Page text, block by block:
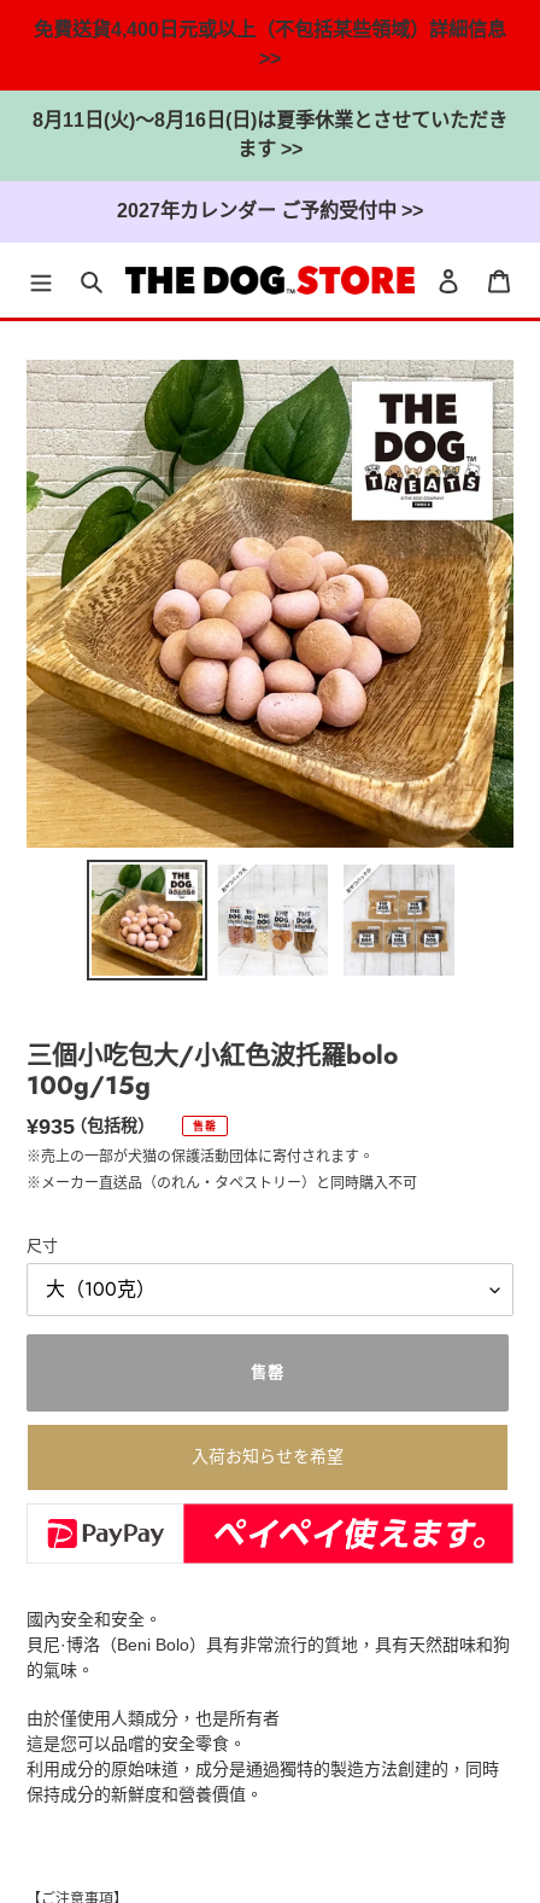
免費送貨4,400日元或以上（不包括某些領域）詳細信息
>>
8月11日(火)～8月16日(日)は夏季休業とさせていただき
ます >>
2027年カレンダー ご予約受付中 >>
搜尋 登入
三個小吃包大/小紅色波托羅bolo
100g/15g
正
常
價
¥935（包括稅） 售罄
※売上の一部が犬猫の保護活動団体に寄付されます。
※メーカー直送品（のれん・タペストリー）と同時購入不可
尺寸
售罄
入荷お知らせを希望
品
添
加
到
購
物
車
國內安全和安全。
貝尼·博洛（Beni Bolo）具有非常流行的質地，具有天然甜味和狗
的氣味。
由於僅使用人類成分，也是所有者
這是您可以品嚐的安全零食。
利用成分的原始味道，成分是通過獨特的製造方法創建的，同時
保持成分的新鮮度和營養價值。
【ご注意事項】